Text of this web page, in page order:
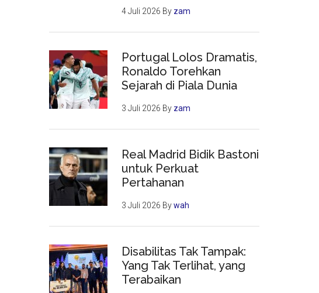
4 Juli 2026 By zam
Portugal Lolos Dramatis,
Ronaldo Torehkan
Sejarah di Piala Dunia
3 Juli 2026 By zam
Real Madrid Bidik Bastoni
untuk Perkuat
Pertahanan
3 Juli 2026 Bywah
Disabilitas Tak Tampak:
Yang Tak Terlihat, yang
Terabaikan